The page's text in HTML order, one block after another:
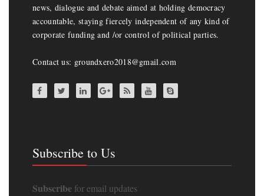
news, dialogue and debate aimed at holding democracy
accountable, staying fiercely independent of any kind of
corporate funding and /or control of political parties.
Contact us: groundxero2018@gmail.com
Subscribe to Us
Subscribe for email updates